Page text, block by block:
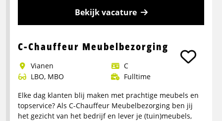
Bekijk vacature
info
Vrachtwagenchauffeur
C
Mode
C-Chauffeur Meubelbezorging
Vianen
C
LBO, MBO
Fulltime
Elke dag klanten blij maken met prachtige meubels en
topservice? Als C-Chauffeur Meubelbezorging ben jij
het gezicht van het bedrijf en lever je (tuin)meubels,